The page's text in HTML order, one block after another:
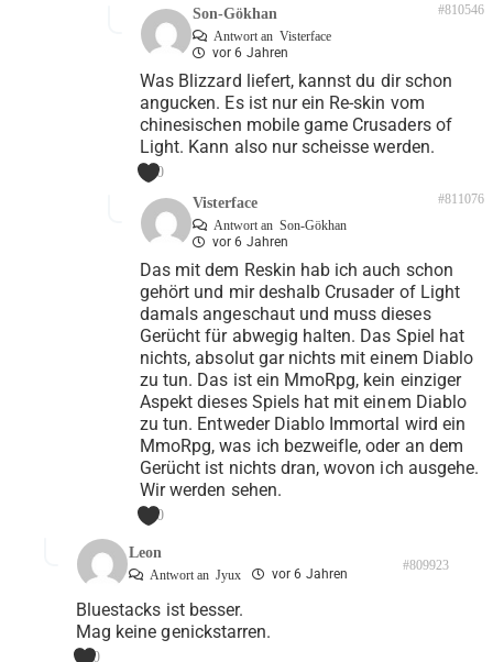
Son-Gökhan
Antwort an Visterface
vor 6 Jahren
#810546
Was Blizzard liefert, kannst du dir schon
angucken. Es ist nur ein Re-skin vom
chinesischen mobile game Crusaders of
Light. Kann also nur scheisse werden.
0
Visterface
Antwort an Son-Gökhan
vor 6 Jahren
#811076
Das mit dem Reskin hab ich auch schon
gehört und mir deshalb Crusader of Light
damals angeschaut und muss dieses
Gerücht für abwegig halten. Das Spiel hat
nichts, absolut gar nichts mit einem Diablo
zu tun. Das ist ein MmoRpg, kein einziger
Aspekt dieses Spiels hat mit einem Diablo
zu tun. Entweder Diablo Immortal wird ein
MmoRpg, was ich bezweifle, oder an dem
Gerücht ist nichts dran, wovon ich ausgehe.
Wir werden sehen.
0
Leon
Antwort an Jyux vor 6 Jahren
#809923
Bluestacks ist besser.
Mag keine genickstarren.
0